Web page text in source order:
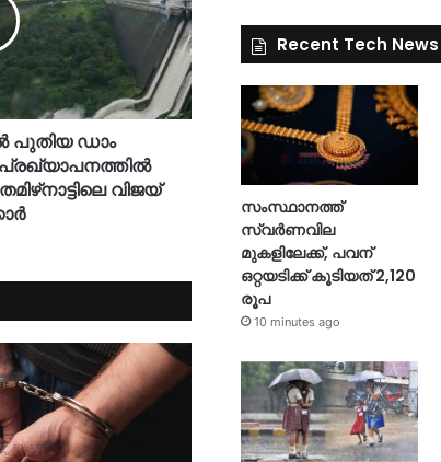
പുതിയ ഡാം
വിജയ്
Recent Tech News
സംസ്ഥാനത്ത്
സ്വർണവില
മുകളിലേക്ക്, പവന്
ഒറ്റയടിക്ക് കൂടിയത് 2,120
രൂപ
10 minutes ago